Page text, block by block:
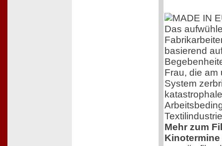
Das
basierend
Frau, die am
System
Mehr zum